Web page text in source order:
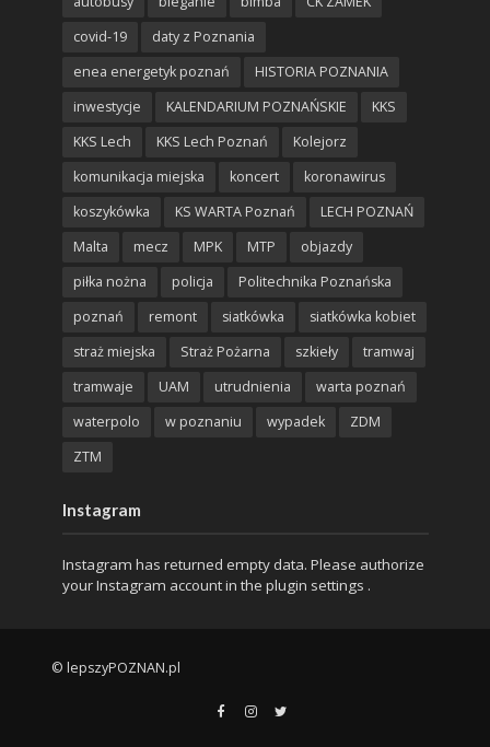
covid-19
daty z Poznania
enea energetyk poznań
HISTORIA POZNANIA
inwestycje
KALENDARIUM POZNAŃSKIE
KKS
KKS Lech
KKS Lech Poznań
Kolejorz
komunikacja miejska
koncert
koronawirus
koszykówka
KS WARTA Poznań
LECH POZNAŃ
Malta
mecz MPK MTP
objazdy
piłka nożna
policja
Politechnika Poznańska
poznań
remont siatkówka
siatkówka kobiet
straż miejska
Straż Pożarna szkieły
tramwaj
tramwaje
UAM utrudnienia
warta poznań
waterpolo
w poznaniu wypadek
ZDM
ZTM
Instagram
Instagram has returned empty data. Please authorize
your Instagram account in the plugin settings .
© lepszyPOZNAN.pl